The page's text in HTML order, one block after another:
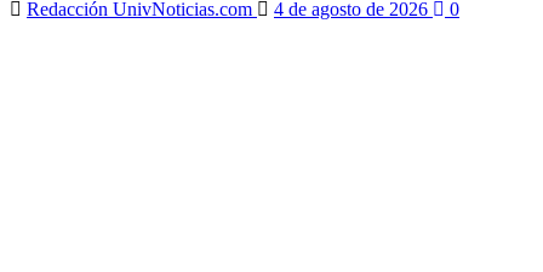
Redacción UnivNoticias.com 4 de agosto de 2026 0